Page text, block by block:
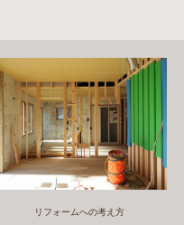
リフォームへの考え方